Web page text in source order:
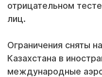
отрицательном
лиц.
Ограничения сняты
Казахстана в
международные